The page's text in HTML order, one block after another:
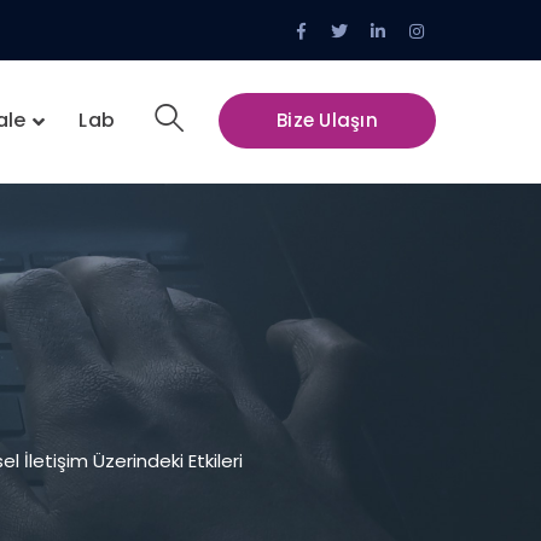
Facebook
Profile
Twitter
Profile
LinkedIn
Profile
Instagram
Profile
Bize Ulaşın
Lab
İletişim Üzerindeki Etkileri